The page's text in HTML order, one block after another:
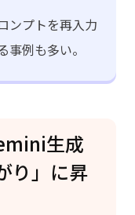
ンプトを再入力
例も多い。
生成
り」に昇